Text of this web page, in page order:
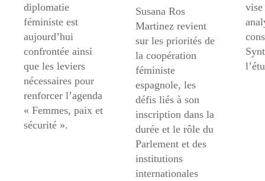
diplomatie
féministe est
aujourd’hui
confrontée ainsi
que les leviers
nécessaires pour
renforcer l’agenda
« Femmes, paix et
sécurité ».
Susana Ros
Martinez revient
sur les priorités de
la coopération
féministe
espagnole, les
défis liés à son
inscription dans la
durée et le rôle du
Parlement et des
institutions
internationales